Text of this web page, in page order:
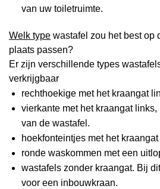
van uw toiletruimte.
Welk type wastafel zou het best op
plaats passen?
Er zijn verschillende types
verkrijgbaar
rechthoekige met het kraangat
vierkante met het kraangat
van de wastafel.
hoekfonteintjes met het
ronde waskommen met een
wastafels zonder kraangat. Bij
voor een inbouwkraan.